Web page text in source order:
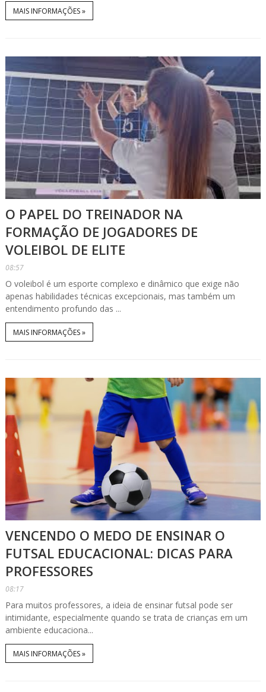
MAIS INFORMAÇÕES »
O PAPEL DO TREINADOR NA
FORMAÇÃO DE JOGADORES DE
VOLEIBOL DE ELITE
08:57
O voleibol é um esporte complexo e dinâmico que exige não
apenas habilidades técnicas excepcionais, mas também um
entendimento profundo das ...
MAIS INFORMAÇÕES »
VENCENDO O MEDO DE ENSINAR O
FUTSAL EDUCACIONAL: DICAS PARA
PROFESSORES
08:17
Para muitos professores, a ideia de ensinar futsal pode ser
intimidante, especialmente quando se trata de crianças em um
ambiente educaciona...
MAIS INFORMAÇÕES »